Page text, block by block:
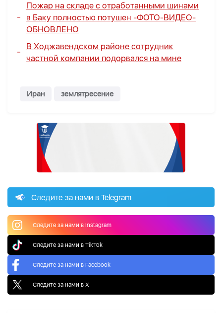
Пожар на складе с отработанными шинами
в Баку полностью потушен -ФОТО-ВИДЕО-
ОБНОВЛЕНО
В Ходжавендском районе сотрудник
частной компании подорвался на мине
Иран землятресение
Следите за нами в Telegram
Следите за нами в Instagram
Следите за нами в TikTok
Следите за нами в Facebook
Следите за нами в X